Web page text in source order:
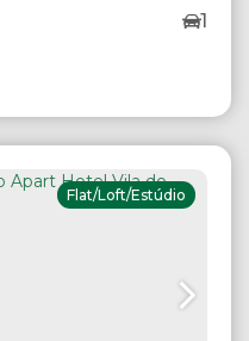
1
Flat/Loft/Estúdio